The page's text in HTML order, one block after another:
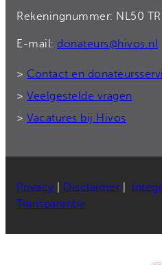
Rekeningnummer: NL50
E-mail: donateurs@hivos.nl
> Contact en
> Veelgestelde vragen
> Vacatures bij Hivos
Privacy Disclaimer|
Transparantie